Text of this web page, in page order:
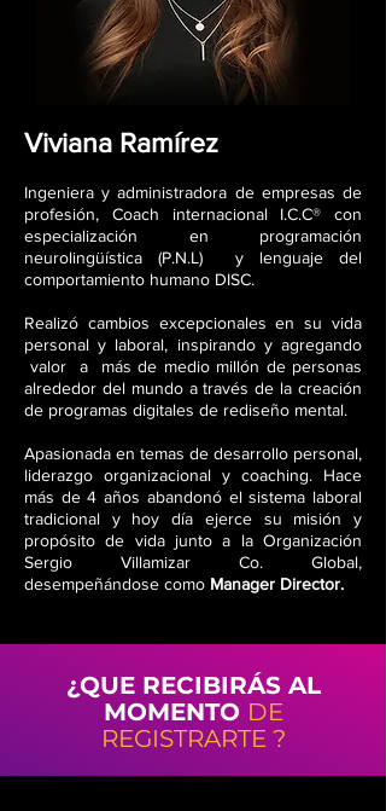
Viviana Ramírez
Ingeniera y administradora de empresas de
profesión, Coach internacional I.C.C® con
especialización en programación
neurolingüística (P.N.L) y lenguaje del
comportamiento humano DISC.
Realizó cambios excepcionales en su vida
personal y laboral, inspirando y agregando
valor a más de medio millón de personas
alrededor del mundo a través de la creación
de programas digitales de rediseño mental.
Apasionada en temas de desarrollo personal,
liderazgo organizacional y coaching. Hace
más de 4 años abandonó el sistema laboral
tradicional y hoy día ejerce su misión y
propósito de vida junto a la Organización
Sergio Villamizar Co. Global,
desempeñándose como Manager Director.
¿QUE RECIBIRÁSAL
MOMENTO DE
REGISTRARTE ?